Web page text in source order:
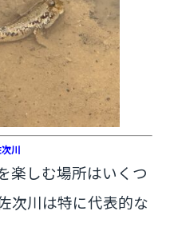
川
楽しむ場所はいくつ
次川は特に代表的な